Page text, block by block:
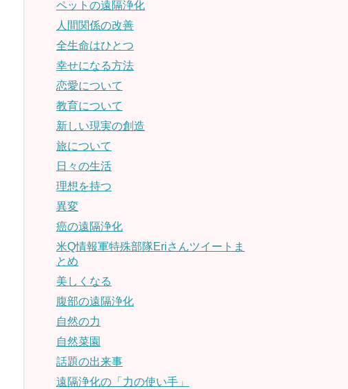
ペットの遠隔浄化
人間関係の改善
全生命はひとつ
幸せになる方法
恋愛について
教育について
新しい現実の創造
旅について
日々の生活
理想を持つ
異変
癌の遠隔浄化
米Q情報軍特殊部隊Eriさんツイートま
とめ
美しくなる
腹部の遠隔浄化
自然の力
自然菜園
話題の出来事
遠隔浄化の「力の使い手」